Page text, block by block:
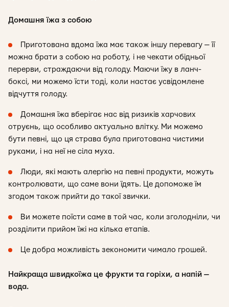
Домашня їжа з собою
Приготована вдома їжа має також іншу перевагу — її
можна брати з собою на роботу, і не чекати обідньої
перерви, страждаючи від голоду. Маючи їжу в ланч-
боксі, ми можемо їсти тоді, коли настає усвідомлене
відчуття голоду.
Домашня їжа вберігає нас від ризиків харчових
отруєнь, що особливо актуально влітку. Ми можемо
бути певні, що ця страва була приготована чистими
руками, і на неї не сіла муха.
Люди, які мають алергію на певні продукти, можуть
контролювати, що саме вони їдять. Це допоможе їм
згодом також прийти до такої звички.
Ви можете поїсти саме в той час, коли зголодніли, чи
розділити прийом їжі на кілька етапів.
Це добра можливість зекономити чимало грошей.
Найкраща швидкоїжа це фрукти та горіхи, а напій —
вода.